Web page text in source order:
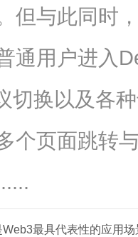
但与此同时
通用户进入
切换以及各
个页面跳转
最具代表性的应用